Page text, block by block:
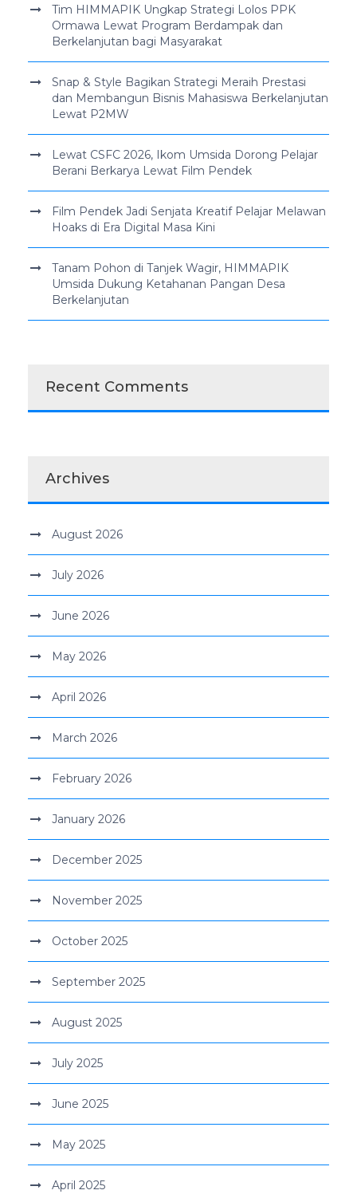
Tim HIMMAPIK Ungkap Strategi Lolos PPK
Ormawa Lewat Program Berdampak dan
Berkelanjutan bagi Masyarakat
Snap & Style Bagikan Strategi Meraih Prestasi
dan Membangun Bisnis Mahasiswa Berkelanjutan
Lewat P2MW
Lewat CSFC 2026, Ikom Umsida Dorong Pelajar
Berani Berkarya Lewat Film Pendek
Film Pendek Jadi Senjata Kreatif Pelajar Melawan
Hoaks di Era Digital Masa Kini
Tanam Pohon di Tanjek Wagir, HIMMAPIK
Umsida Dukung Ketahanan Pangan Desa
Berkelanjutan
Recent Comments
Archives
August 2026
July 2026
June 2026
May 2026
April 2026
March 2026
February 2026
January 2026
December 2025
November 2025
October 2025
September 2025
August 2025
July 2025
June 2025
May 2025
April 2025